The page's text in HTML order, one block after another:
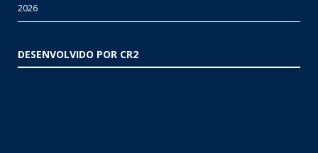
2026
DESENVOLVIDO POR CR2